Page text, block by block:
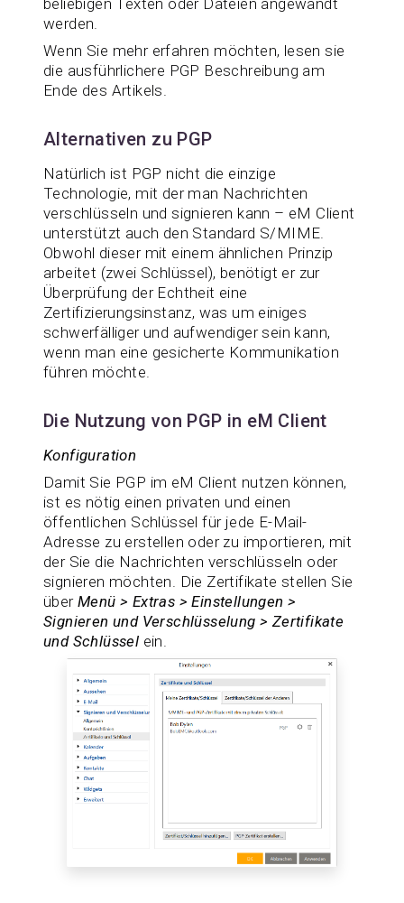
werden.
Wenn Sie mehr erfahren möchten, lesen sie
die ausführlichere PGP Beschreibung am
Ende des Artikels.
Alternativen zu PGP
Natürlich ist PGP nicht die einzige
Technologie, mit der man Nachrichten
verschlüsseln und signieren kann – eM Client
unterstützt auch den Standard S/MIME.
Obwohl dieser mit einem ähnlichen Prinzip
arbeitet (zwei Schlüssel), benötigt er zur
Überprüfung der Echtheit eine
Zertifizierungsinstanz, was um einiges
schwerfälliger und aufwendiger sein kann,
wenn man eine gesicherte Kommunikation
führen möchte.
Die Nutzung von PGP in eM Client
Konfiguration
Damit Sie PGP im eM Client nutzen können,
ist es nötig einen privaten und einen
öffentlichen Schlüssel für jede E-Mail-
Adresse zu erstellen oder zu importieren, mit
der Sie die Nachrichten verschlüsseln oder
signieren möchten. Die Zertifikate stellen Sie
über Menü > Extras > Einstellungen >
Signieren und Verschlüsselung > Zertifikate
und Schlüssel ein.